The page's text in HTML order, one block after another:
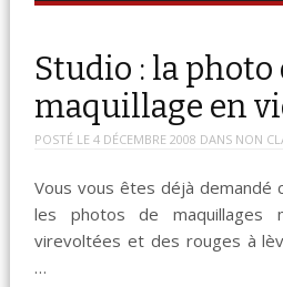
content
Studio : la photo
maquillage en
POSTÉ LE4 DÉCEMBRE 2008 DANS NON
Vous vous êtes déjà demandé
les photos de maquillages
virevoltées et des rouges à
…